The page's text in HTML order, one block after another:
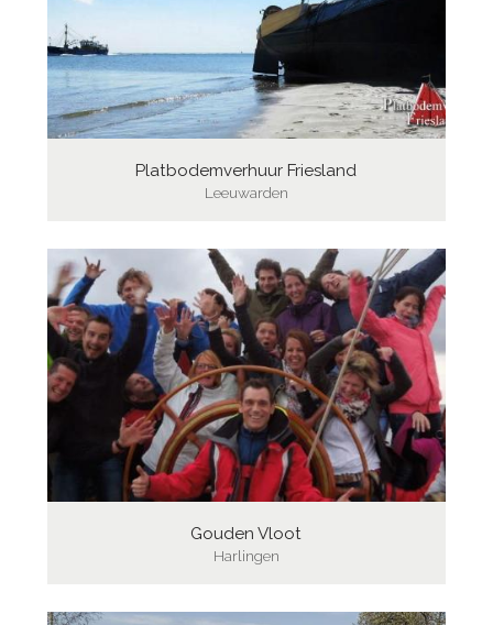
Platbodemverhuur Friesland
Leeuwarden
Gouden Vloot
Harlingen